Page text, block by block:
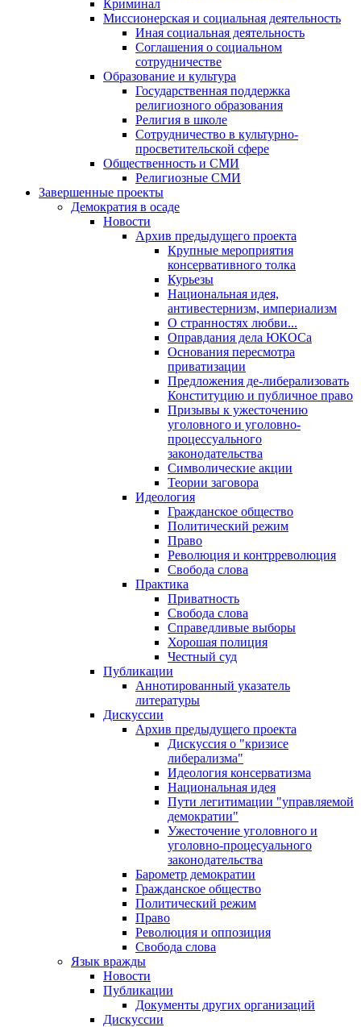
Криминал
Миссионерская и социальная деятельность
Иная социальная деятельность
Соглашения о социальном
сотрудничестве
Образование и культура
Государственная поддержка
религиозного образования
Религия в школе
Сотрудничество в культурно-
просветительской сфере
Общественность и СМИ
Религиозные СМИ
Завершенные проекты
Демократия в осаде
Новости
Архив предыдущего проекта
Крупные мероприятия
консервативного толка
Курьезы
Национальная идея,
антивестернизм, империализм
О странностях любви...
Оправдания дела ЮКОСа
Основания пересмотра
приватизации
Предложения де-либерализовать
Конституцию и публичное право
Призывы к ужесточению
уголовного и уголовно-
процессуального
законодательства
Символические акции
Теории заговора
Идеология
Гражданское общество
Политический режим
Право
Революция и контрреволюция
Свобода слова
Практика
Приватность
Свобода слова
Справедливые выборы
Хорошая полиция
Честный суд
Публикации
Аннотированный указатель
литературы
Дискуссии
Архив предыдущего проекта
Дискуссия о "кризисе
либерализма"
Идеология консерватизма
Национальная идея
Пути легитимации "управляемой
демократии"
Ужесточение уголовного и
уголовно-процесуального
законодательства
Барометр демократии
Гражданское общество
Политический режим
Право
Революция и оппозиция
Свобода слова
Язык вражды
Новости
Публикации
Документы других организаций
Дискуссии